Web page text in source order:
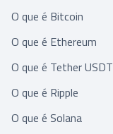
O que é Bitcoin
O que é Ethereum
O que é Tether USDT
O que é Ripple
O que é Solana